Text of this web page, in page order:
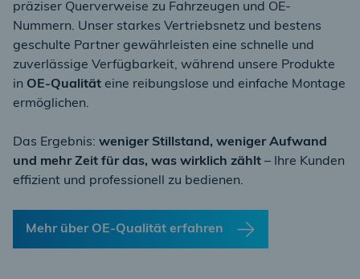
präziser Querverweise zu Fahrzeugen und OE-
Nummern. Unser starkes Vertriebsnetz und bestens
geschulte Partner gewährleisten eine schnelle und
zuverlässige Verfügbarkeit, während unsere Produkte
in OE-Qualität eine reibungslose und einfache Montage
ermöglichen.
Das Ergebnis: weniger Stillstand, weniger Aufwand
und mehr Zeit für das, was wirklich zählt – Ihre Kunden
effizient und professionell zu bedienen.
Mehr über OE-Qualität erfahren